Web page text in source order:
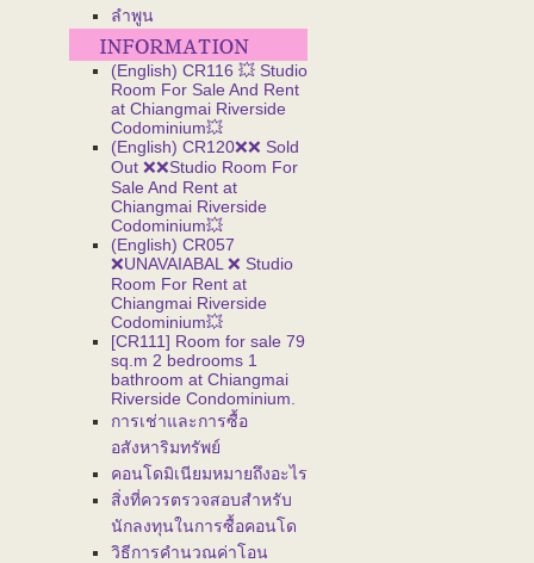
ลำพูน
(English) CR116 💥 Studio
Room For Sale And Rent
at Chiangmai Riverside
Codominium💥
(English) CR120❌❌ Sold
Out ❌❌Studio Room For
Sale And Rent at
Chiangmai Riverside
Codominium💥
(English) CR057
❌UNAVAIABAL ❌ Studio
Room For Rent at
Chiangmai Riverside
Codominium💥
[CR111] Room for sale 79
sq.m 2 bedrooms 1
bathroom at Chiangmai
Riverside Condominium.
การเช่าและการซื้อ
อสังหาริมทรัพย์
คอนโดมิเนียมหมายถึงอะไร
สิ่งที่ควรตรวจสอบสำหรับ
นักลงทุนในการซื้อคอนโด
วิธีการคำนวณค่าโอน